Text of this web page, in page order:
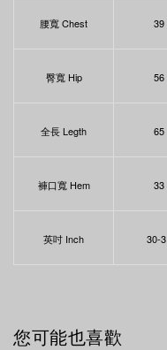
腰寬 Chest 39
臀寬 Hip 56
全長 Legth 65
褲口寬 Hem 33
英吋 Inch 30-
您可能也喜歡